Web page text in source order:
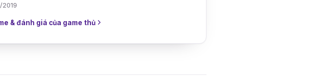
2019
& đánh giá của game thủ